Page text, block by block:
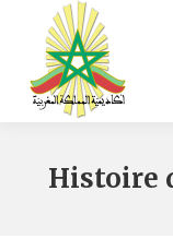
Histoire